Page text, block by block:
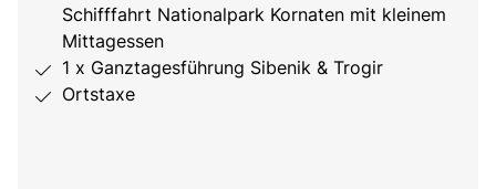
Schifffahrt Nationalpark Kornaten mit kleinem
Mittagessen
1 x Ganztagesführung Sibenik & Trogir
Ortstaxe